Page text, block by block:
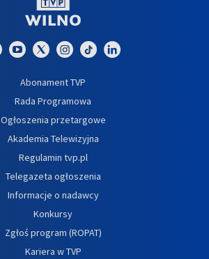
Abonament TVP
Rada Programowa
Ogłoszenia przetargowe
Akademia Telewizyjna
Regulamin tvp.pl
Telegazeta ogłoszenia
Informacje o nadawcy
Konkursy
Zgłoś program (ROPAT)
Kariera w TVP